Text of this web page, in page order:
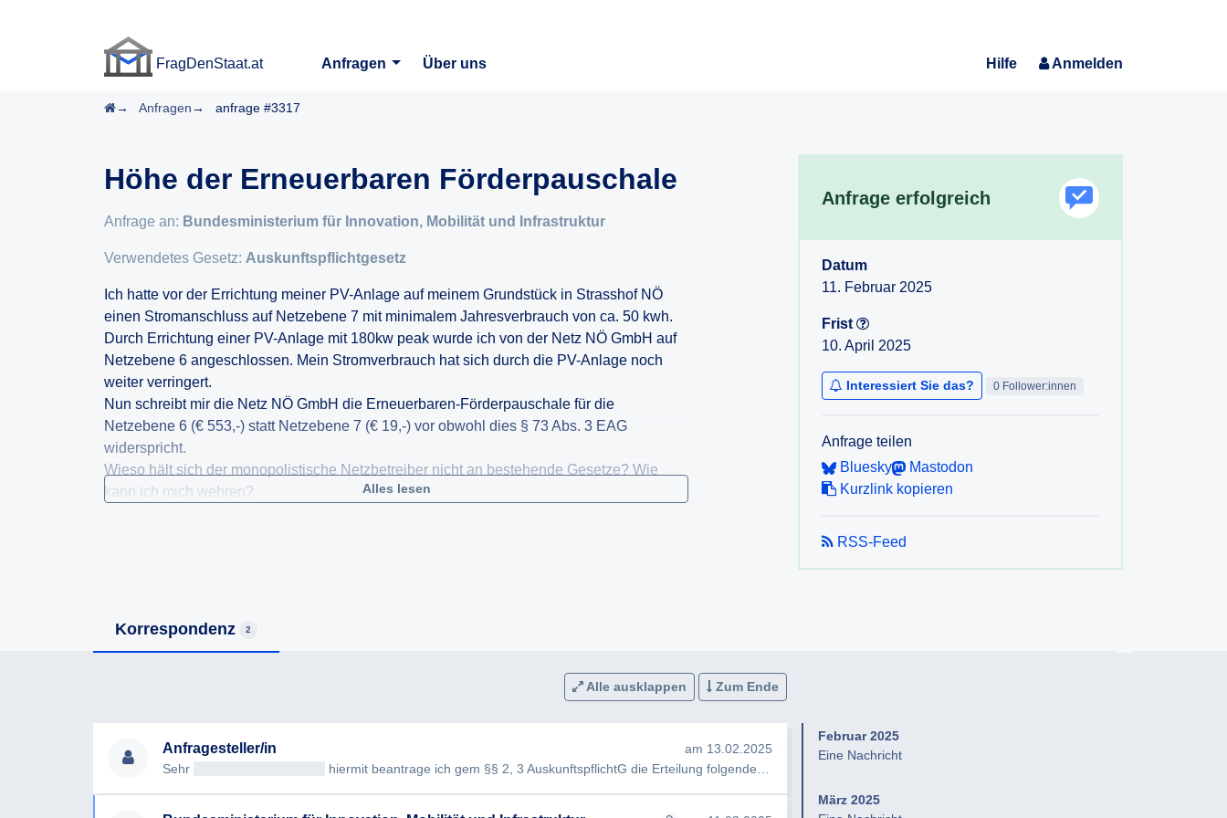
FragDenStaat.at
Anfragen
Über uns Hilfe Anmelden
Startseite
Anfragen anfrage #3317
Höhe der Erneuerbaren Förderpauschale
Anfrage an: Bundesministerium für Innovation, Mobilität und Infrastruktur
Verwendetes Gesetz: Auskunftspflichtgesetz
Ich hatte vor der Errichtung meiner PV-Anlage auf meinem Grundstück in Strasshof NÖ
einen Stromanschluss auf Netzebene 7 mit minimalem Jahresverbrauch von ca. 50 kwh.
Durch Errichtung einer PV-Anlage mit 180kw peak wurde ich von der Netz NÖ GmbH auf
Netzebene 6 angeschlossen. Mein Stromverbrauch hat sich durch die PV-Anlage noch
weiter verringert.
Nun schreibt mir die Netz NÖ GmbH die Erneuerbaren-Förderpauschale für die
Netzebene 6 (€ 553,-) statt Netzebene 7 (€ 19,-) vor obwohl dies § 73 Abs. 3 EAG
widerspricht.
Wieso hält sich der monopolistische Netzbetreiber nicht an bestehende Gesetze? Wie
kann ich mich wehren?
Alles lesen
Anfrage erfolgreich
Datum
11. Februar 2025
Frist
10. April 2025
Interessiert Sie das? 0 Follower:innen
Anfrage teilen
Bluesky
Mastodon
Kurzlink kopieren
RSS-Feed
Korrespondenz 2
Alle ausklappen Zum Ende
Anfragesteller/in
am 13.02.2025
Sehr
hiermit beantrage ich gem §§ 2, 3 AuskunftspflichtG die Erteilung folgender Auskunft…
Februar 2025
Eine Nachricht
März 2025